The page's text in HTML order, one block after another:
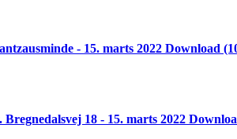
- 15. marts 2022 Download
18 - 15. marts 2022